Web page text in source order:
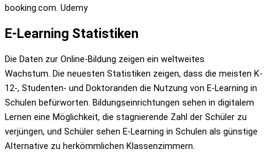
booking.com. Udemy
E-Learning Statistiken
Die Daten zur Online-Bildung zeigen ein weltweites
Wachstum. Die neuesten Statistiken zeigen, dass die meisten K-
12-, Studenten- und Doktoranden die Nutzung von E-Learning in
Schulen befürworten. Bildungseinrichtungen sehen in digitalem
Lernen eine Möglichkeit, die stagnierende Zahl der Schüler zu
verjüngen, und Schüler sehen E-Learning in Schulen als günstige
Alternative zu herkömmlichen Klassenzimmern.